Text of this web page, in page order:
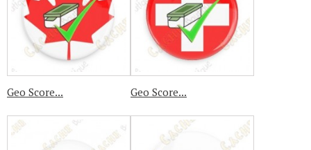
Geo Score... Geo Score...